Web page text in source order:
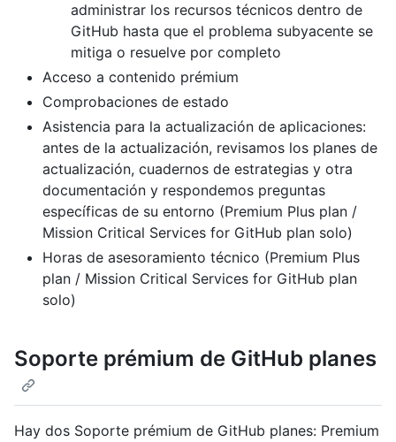
administrar los recursos técnicos dentro de
GitHub hasta que el problema subyacente se
mitiga o resuelve por completo
Acceso a contenido prémium
Comprobaciones de estado
Asistencia para la actualización de aplicaciones:
antes de la actualización, revisamos los planes de
actualización, cuadernos de estrategias y otra
documentación y respondemos preguntas
específicas de su entorno (Premium Plus plan /
Mission Critical Services for GitHub plan solo)
Horas de asesoramiento técnico (Premium Plus
plan / Mission Critical Services for GitHub plan
solo)
Soporte prémium de GitHub planes
Hay dos Soporte prémium de GitHub planes: Premium